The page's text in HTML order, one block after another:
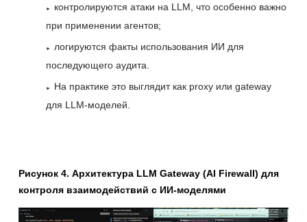
контролируются атаки на LLM, что особенно важно
при применении агентов;
логируются факты использования ИИ для
последующего аудита.
На практике это выглядит как proxy или gateway
для LLM-моделей.
Рисунок 4. Архитектура LLM Gateway (AI Firewall) для
контроля взаимодействий с ИИ-моделями